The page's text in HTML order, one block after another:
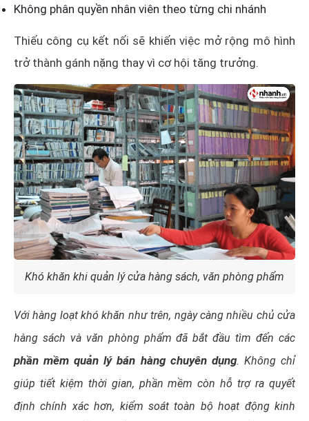
Không phân quyền nhân viên theo từng chi nhánh
Thiếu công cụ kết nối sẽ khiến việc mở rộng mô hình
trở thành gánh nặng thay vì cơ hội tăng trưởng.
Khó khăn khi quản lý cửa hàng sách, văn phòng phẩm
Với hàng loạt khó khăn như trên, ngày càng nhiều chủ cửa
hàng sách và văn phòng phẩm đã bắt đầu tìm đến các
phần mềm quản lý bán hàng chuyên dụng. Không chỉ
giúp tiết kiệm thời gian, phần mềm còn hỗ trợ ra quyết
định chính xác hơn, kiểm soát toàn bộ hoạt động kinh